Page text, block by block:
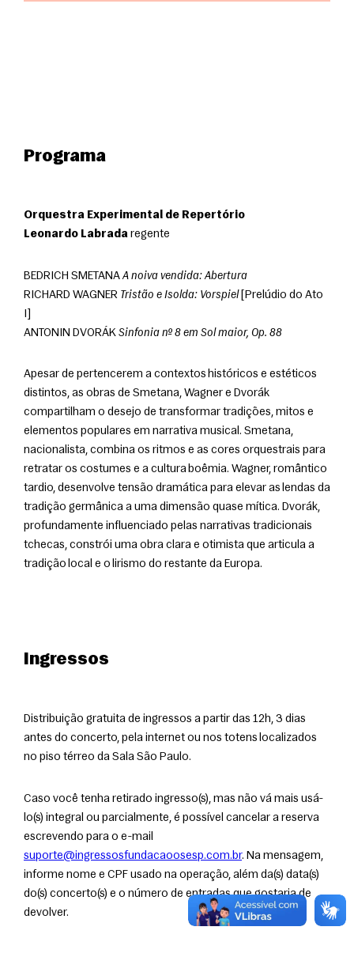
Programa
Orquestra Experimental de Repertório
Leonardo Labrada regente
BEDRICH SMETANA A noiva vendida: Abertura
RICHARD WAGNER Tristão e Isolda: Vorspiel [Prelúdio do Ato
ANTONIN DVORÁK Sinfonia nº 8 em Sol maior, Op. 88
Apesar de pertencerem a contextos históricos e estéticos
distintos, as obras de Smetana, Wagner e Dvorák
compartilham o desejo de transformar tradições, mitos e
elementos populares em narrativa musical. Smetana,
nacionalista, combina os ritmos e as cores orquestrais para
retratar os costumes e a cultura boêmia. Wagner, romântico
tardio, desenvolve tensão dramática para elevar as lendas da
tradição germânica a uma dimensão quase mítica. Dvorák,
profundamente influenciado pelas narrativas tradicionais
tchecas, constrói uma obra clara e otimista que articula a
tradição local e o lirismo do restante da Europa.
Ingressos
Distribuição gratuita de ingressos a partir das 12h, 3 dias
antes do concerto, pela internet ou nos totens localizados
no piso térreo da Sala São Paulo.
Caso você tenha retirado ingresso(s), mas não vá mais usá-
lo(s) integral ou parcialmente, é possível cancelar a reserva
suporte@ingressosfundacaoosesp.com.br. Na mensagem,
informe nome e CPF usado na operação, além da(s) data(s)
do(s) concerto(s) e o número de entradas que gostaria de
devolver.